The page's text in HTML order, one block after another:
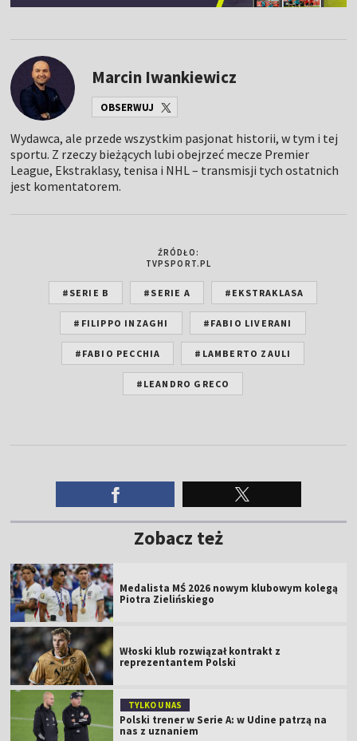
Marcin Iwankiewicz
OBSERWUJ
Wydawca, ale przede wszystkim pasjonat historii, w tym i tej
sportu. Z rzeczy bieżących lubi obejrzeć mecze Premier
League, Ekstraklasy, tenisa i NHL – transmisji tych ostatnich
jest komentatorem.
ŹRÓDŁO:
TVPSPORT.PL
#SERIE B #SERIE A #EKSTRAKLASA
#FILIPPO INZAGHI #FABIO LIVERANI
#FABIO PECCHIA #LAMBERTO ZAULI
#LEANDRO GRECO
Zobacz też
Medalista MŚ 2026 nowym klubowym kolegą
Piotra Zielińskiego
Włoski klub rozwiązał kontrakt z
reprezentantem Polski
TYLKO U NAS
Polski trener w Serie A: w Udine patrzą na
nas z uznaniem